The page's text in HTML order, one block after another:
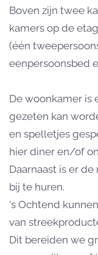
Boven zijn twee
kamers op de
(één
eenpersoonsbed
De woonkamer is
gezeten kan
en spelletjes
hier diner en/of
Daarnaast is er
bij te huren.
's Ochtend
van
Dit bereiden we